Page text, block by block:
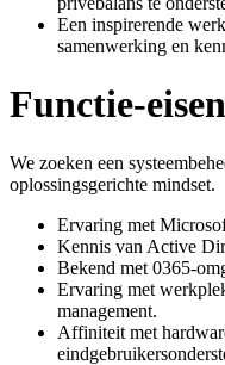
Een inspirerende
samenwerking en
Functie-eisen
We zoeken een
oplossingsgerichte mindset.
Ervaring met
Kennis van Active
Bekend met 0365-
Ervaring met
management.
Affiniteit met